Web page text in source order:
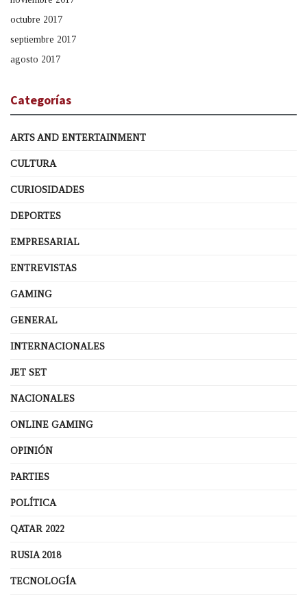
octubre 2017
septiembre 2017
agosto 2017
Categorías
ARTS AND ENTERTAINMENT
CULTURA
CURIOSIDADES
DEPORTES
EMPRESARIAL
ENTREVISTAS
GAMING
GENERAL
INTERNACIONALES
JET SET
NACIONALES
ONLINE GAMING
OPINIÓN
PARTIES
POLÍTICA
QATAR 2022
RUSIA 2018
TECNOLOGÍA